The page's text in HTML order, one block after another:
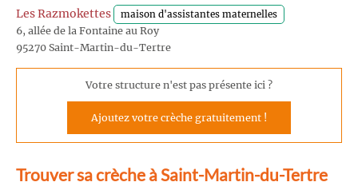
Les Razmokettes maison d'assistantes maternelles
6, allée de la Fontaine au Roy
95270 Saint-Martin-du-Tertre
Votre structure n'est pas présente ici ?
Ajoutez votre crèche gratuitement !
Trouver sa crèche à Saint-Martin-du-Tertre